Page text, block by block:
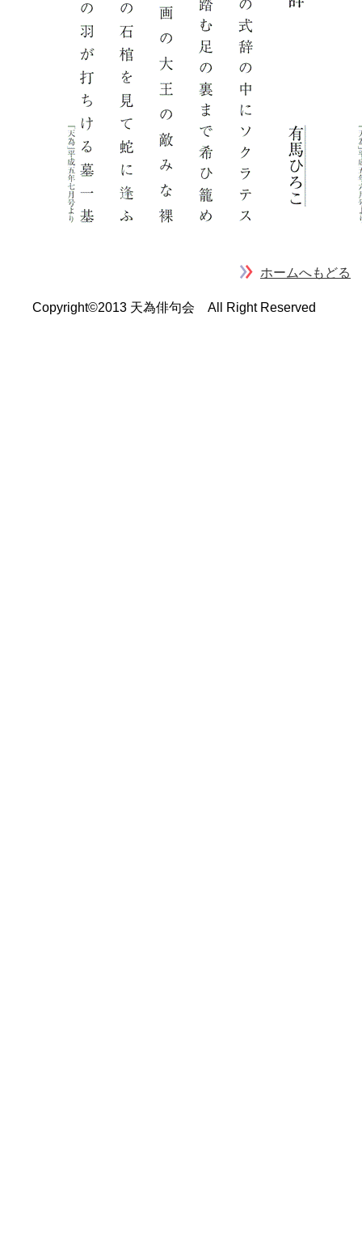
ホームへもどる
Copyright©2013 天為俳句会 All Right Reserved